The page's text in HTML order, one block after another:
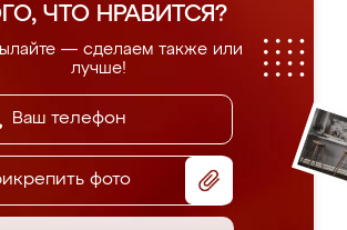
ЧТО НРАВИТСЯ?
— сделаем также или
лучше!
фото